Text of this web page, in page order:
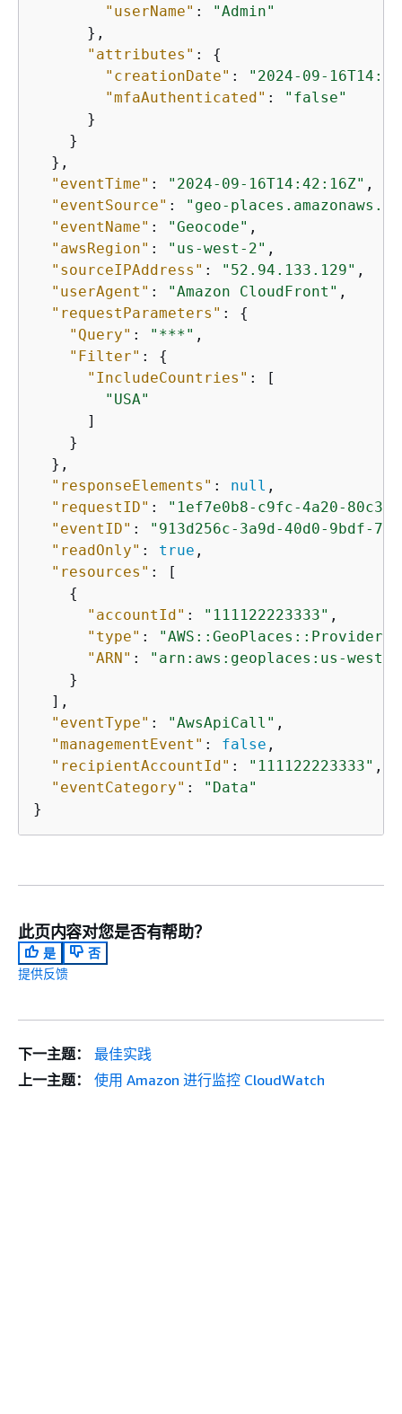
"userName" :
"Admin"
      },
"attributes" : {
"creationDate" :
"2024-09-
"mfaAuthenticated" :
"false"
      }
    }
  },
"eventTime" : "2024-09-16T14:42:16Z" ,
"eventSource" :
"geo-
"eventName" : "Geocode" ,
"awsRegion" : "us-west-2" ,
"sourceIPAddress" : "52.94.133.129" ,
"userAgent" : "Amazon CloudFront" ,
"requestParameters" : {
"Query" : "***" ,
"Filter" : {
"IncludeCountries" : [
"USA"
      ]
    }
  },
"responseElements" : null ,
"requestID" :
"1ef7e0b8-c9fc-4a20-80c3-
"eventID" :
"913d256c-3a9d-40d0-9bdf-
"readOnly" : true ,
"resources" : [
{
"accountId" : "111122223333" ,
"type" : "AWS::GeoPlaces::Provider"
"ARN" :
"arn:aws:geoplaces:us-west-
    }
  ],
"eventType" : "AwsApiCall" ,
"managementEvent" : false ,
"recipientAccountId" : "111122223333" ,
"eventCategory" :
"Data"
}
此页内容对您是否有帮助？
是
否
提供反馈
下一主题：
最佳实践
上一主题：
使用 Amazon 进行监控 CloudWatch